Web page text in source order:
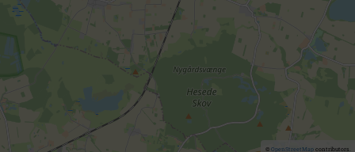
© OpenStreetMapcontributors.